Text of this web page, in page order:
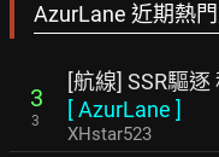
AzurLane 近期熱
3
3
[航線] SSR驅逐
[AzurLane ]
XHstar523